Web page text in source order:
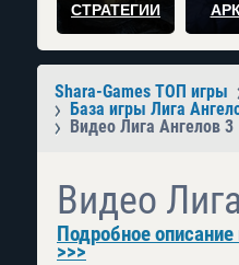
СТРАТЕГИИ
Shara-Games ТОП игры
База игры Лига
Видео Лига Ангелов 3
Видео
Подробное
>>>